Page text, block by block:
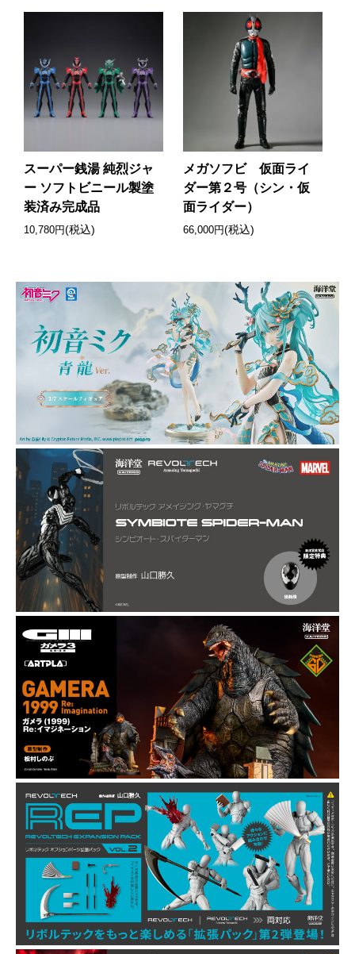
スーパー銭湯 純烈ジャ
ー ソフトビニール製塗
装済み完成品
10,780円(税込)
メガソフビ 仮面ライ
ダー第２号（シン・仮
面ライダー）
66,000円(税込)